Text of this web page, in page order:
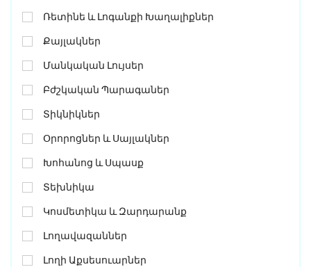
Ռետինե ԵՒ Լոգանքի Խաղալիքներ
Քայլակներ
Մանկական Լույսեր
Բժշկական Պարագաներ
Տիկնիկներ
Օրորոցներ ԵՒ Սայլակներ
Խոհանոց ԵՒ Սպասք
Տեխնիկա
Կոսմետիկա ԵՒ Զարդարանք
Լողավազաններ
Լողի Աքսեսուարներ